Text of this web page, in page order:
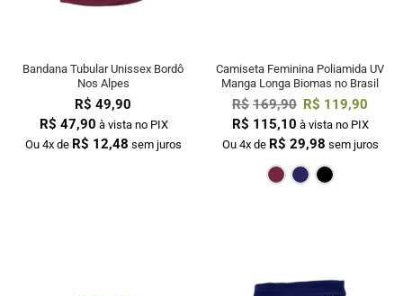
Bandana Tubular Unissex Bordô
Nos Alpes
R$ 49,90
R$ 47,90 à vista no PIX
Ou 4x de R$ 12,48 sem juros
Camiseta Feminina Poliamida UV
Manga Longa Biomas no Brasil
R$ 169,90 R$ 119,90
R$ 115,10 à vista no PIX
Ou 4x de R$ 29,98 sem juros